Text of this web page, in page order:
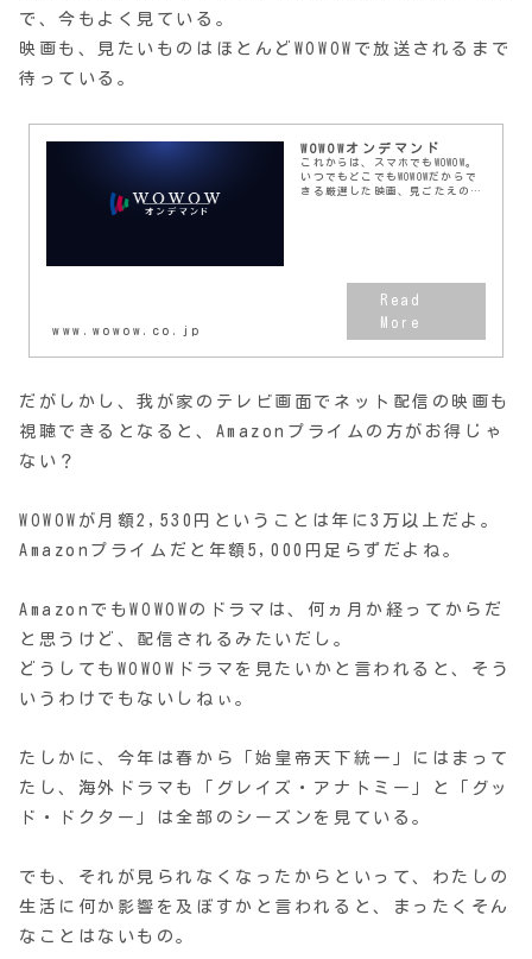
で、今もよく見ている。
映画も、見たいものはほとんどWOWOWで放送されるまで
待っている。
WOWOWオンデマンド
これからは、スマホでもWOWOW。
いつでもどこでもWOWOWだからで
きる厳選した映画、見ごたえのあ
www.wowow.co.jp
だがしかし、我が家のテレビ画面でネット配信の映画も
視聴できるとなると、Amazonプライムの方がお得じゃ
ない？
WOWOWが月額2,530円ということは年に3万以上だよ。
Amazonプライムだと年額5,000円足らずだよね。
AmazonでもWOWOWのドラマは、何ヵ月か経ってからだ
と思うけど、配信されるみたいだし。
どうしてもWOWOWドラマを見たいかと言われると、そう
いうわけでもないしねぃ。
たしかに、今年は春から「始皇帝天下統一」にはまって
たし、海外ドラマも「グレイズ・アナトミー」と「グッ
ド・ドクター」は全部のシーズンを見ている。
でも、それが見られなくなったからといって、わたしの
生活に何か影響を及ぼすかと言われると、まったくそん
なことはないもの。